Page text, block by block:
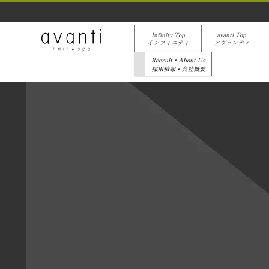
Infinity Top
インフィニティ
avanti Top
アヴァンティ
Recruit・About Us
採用情報・会社概要